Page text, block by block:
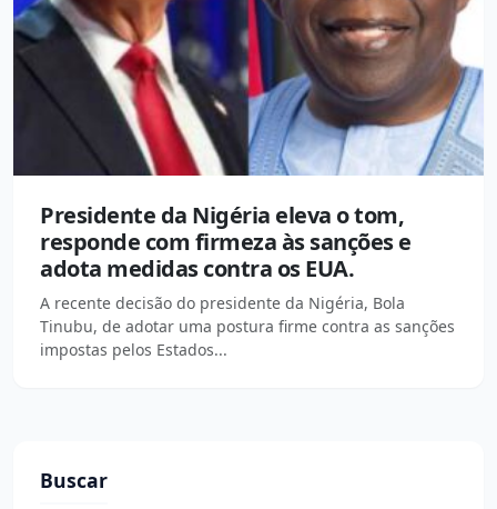
Presidente da Nigéria eleva o tom,
responde com firmeza às sanções e
adota medidas contra os EUA.
A recente decisão do presidente da Nigéria, Bola
Tinubu, de adotar uma postura firme contra as sanções
impostas pelos Estados...
Buscar